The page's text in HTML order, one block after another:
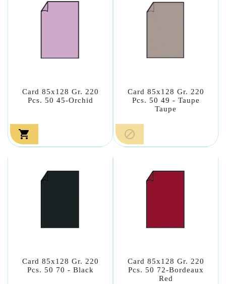
Card 85x128 Gr. 220
Pcs. 50 45-Orchid

Card 85x128 Gr. 220
Pcs. 50 49 - Taupe
Taupe

Card 85x128 Gr. 220
Pcs. 50 70 - Black
Card 85x128 Gr. 220
Pcs. 50 72-Bordeaux
Red